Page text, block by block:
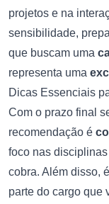
projetos e na
sensibilidade,
que buscam uma
representa uma
Dicas Essenciais
Com o prazo final
recomendação é
foco nas
cobra. Além disso,
parte do cargo que